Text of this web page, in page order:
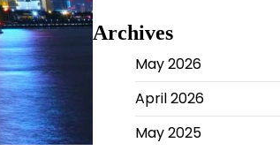
Archives
May 2026
April 2026
May 2025